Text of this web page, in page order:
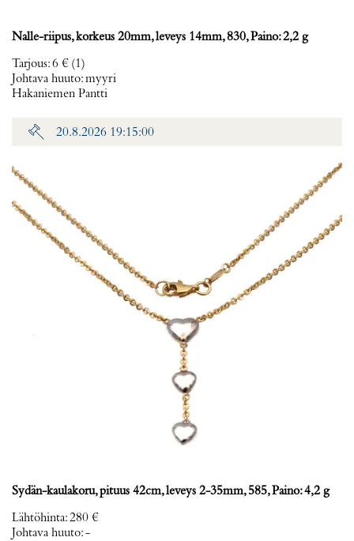
Nalle-riipus, korkeus 20mm, leveys 14mm, 830, Paino: 2,2 g
Tarjous:6 € (1)
Johtava huuto:myyri
Hakaniemen Pantti
20.8.2026 19:15:00
Sydän-kaulakoru, pituus 42cm, leveys 2-35mm, 585, Paino: 4,2 g
Lähtöhinta:280 €
Johtava huuto:-